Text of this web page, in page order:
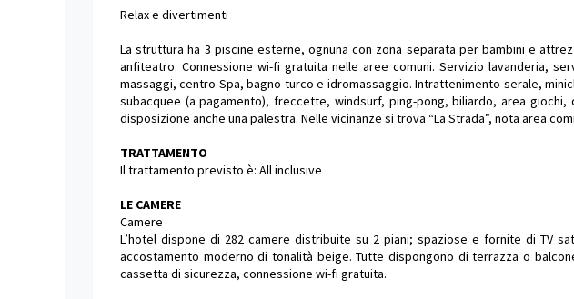
Relax e divertimenti
La struttura ha 3 piscine esterne, ognuna con zona separata per bambini e
anfiteatro. Connessione wi-fi gratuita nelle aree comuni. Servizio lavanderia,
massaggi, centro Spa, bagno turco e idromassaggio. Intrattenimento serale,
subacquee (a pagamento), freccette, windsurf, ping-pong, biliardo, area
disposizione anche una palestra. Nelle vicinanze si trova “La Strada”, nota area
TRATTAMENTO
Il trattamento previsto è: All inclusive
LE CAMERE
Camere
L’hotel dispone di 282 camere distribuite su 2 piani; spaziose e fornite di TV
accostamento moderno di tonalità beige. Tutte dispongono di terrazza o
cassetta di sicurezza, connessione wi-fi gratuita.